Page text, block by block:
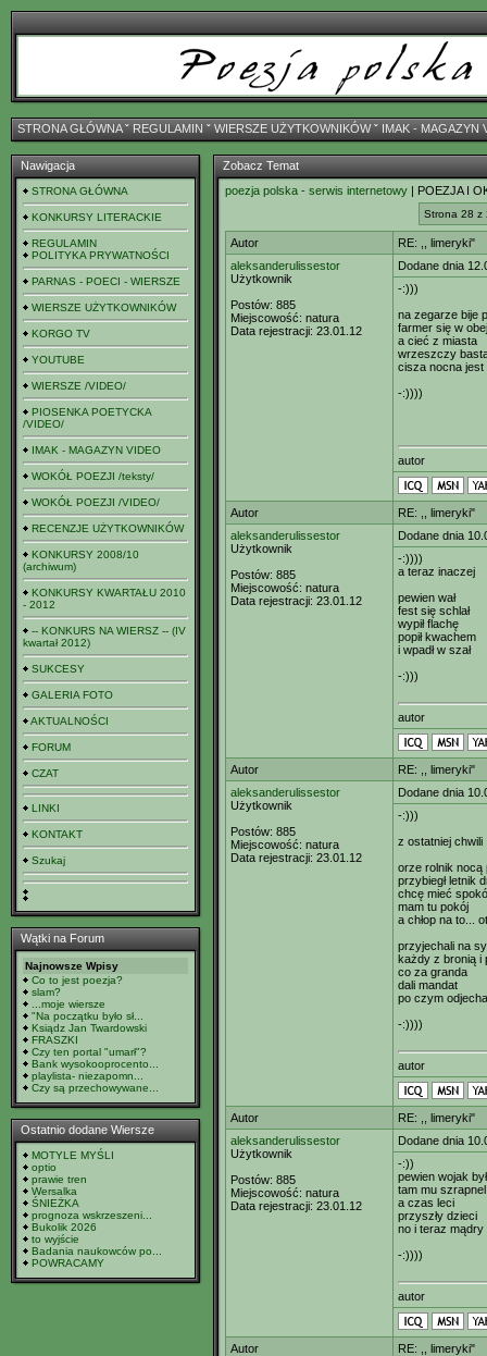
STRONA GŁÓWNAˇ REGULAMIN ˇ WIERSZE UŻYTKOWNIKÓWˇ IMAK - MAGAZYN
Nawigacja
STRONA GŁÓWNA
KONKURSY LITERACKIE
REGULAMIN
POLITYKA PRYWATNOŚCI
PARNAS - POECI - WIERSZE
WIERSZE UŻYTKOWNIKÓW
KORGO TV
YOUTUBE
WIERSZE /VIDEO/
PIOSENKA POETYCKA
/VIDEO/
IMAK - MAGAZYN VIDEO
WOKÓŁ POEZJI /teksty/
WOKÓŁ POEZJI /VIDEO/
RECENZJE UŻYTKOWNIKÓW
KONKURSY 2008/10
(archiwum)
KONKURSY KWARTAŁU 2010
- 2012
-- KONKURS NA WIERSZ -- (IV
kwartał 2012)
SUKCESY
GALERIA FOTO
AKTUALNOŚCI
FORUM
CZAT
LINKI
KONTAKT
Szukaj
Wątki na Forum
Najnowsze Wpisy
Co to jest poezja?
slam?
...moje wiersze
"Na początku było sł...
Ksiądz Jan Twardowski
FRASZKI
Czy ten portal "umarł"?
Bank wysokooprocento...
playlista- niezapomn...
Czy są przechowywane...
Ostatnio dodane Wiersze
MOTYLE MYŚLI
optio
prawie tren
Wersalka
ŚNIEŻKA
prognoza wskrzeszeni...
Bukolik 2026
to wyjście
Badania naukowców po...
POWRACAMY
Zobacz Temat
poezja polska - serwis internetowy | POEZJA I
Strona 28 z
Autor
RE: ,, limeryki"
aleksanderulissestor
Użytkownik
Postów: 885
Miejscowość: natura
Data rejestracji: 23.01.12
Dodane dnia
-:)))
na zegarze bije
farmer się w
a cieć z miasta
wrzeszczy
cisza nocna jest
-:))))
autor
Autor
RE: ,, limeryki"
aleksanderulissestor
Użytkownik
Postów: 885
Miejscowość: natura
Data rejestracji: 23.01.12
Dodane dnia
-:))))
a teraz inaczej
pewien wał
fest się schlał
wypił flachę
popił kwachem
i wpadł w szał
-:)))
autor
Autor
RE: ,, limeryki"
aleksanderulissestor
Użytkownik
Postów: 885
Miejscowość: natura
Data rejestracji: 23.01.12
Dodane dnia
-:)))
z ostatniej chwili
orze rolnik nocą
przybiegł letnik
chcę mieć
mam tu pokój
a chłop na to...
przyjechali na
każdy z bronią i
co za granda
dali mandat
po czym
-:))))
autor
Autor
RE: ,, limeryki"
aleksanderulissestor
Użytkownik
Postów: 885
Miejscowość: natura
Data rejestracji: 23.01.12
Dodane dnia
-:))
pewien wojak
tam mu szrapnel
a czas leci
przyszły dzieci
no i teraz mądry
-:))))
autor
Autor
RE: ,, limeryki"